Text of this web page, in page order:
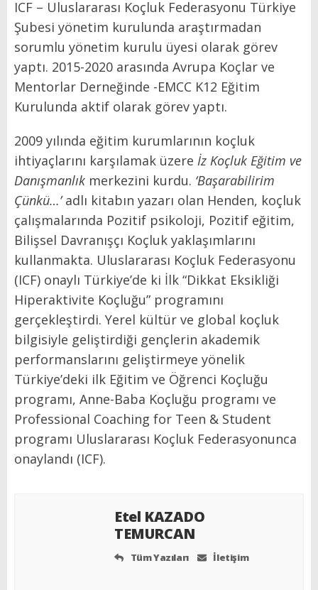
ICF – Uluslararası Koçluk Federasyonu Türkiye
Şubesi yönetim kurulunda araştırmadan
sorumlu yönetim kurulu üyesi olarak görev
yaptı. 2015-2020 arasında Avrupa Koçlar ve
Mentorlar Derneğinde -EMCC K12 Eğitim
Kurulunda aktif olarak görev yaptı.
2009 yılında eğitim kurumlarının koçluk
ihtiyaçlarını karşılamak üzere İz Koçluk Eğitim ve
Danışmanlık merkezini kurdu. ‘Başarabilirim
Çünkü…’adlı kitabın yazarı olan Henden, koçluk
çalışmalarında Pozitif psikoloji, Pozitif eğitim,
Bilişsel Davranışçı Koçluk yaklaşımlarını
kullanmakta. Uluslararası Koçluk Federasyonu
(ICF) onaylı Türkiye’de ki İlk “Dikkat Eksikliği
Hiperaktivite Koçluğu” programını
gerçekleştirdi. Yerel kültür ve global koçluk
bilgisiyle geliştirdiği gençlerin akademik
performanslarını geliştirmeye yönelik
Türkiye’deki ilk Eğitim ve Öğrenci Koçluğu
programı, Anne-Baba Koçluğu programı ve
Professional Coaching for Teen & Student
programı Uluslararası Koçluk Federasyonunca
onaylandı (ICF).
Etel KAZADO
TEMURCAN
Tüm Yazıları İletişim